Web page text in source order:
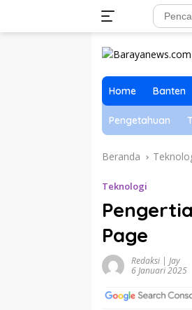
Home Banten
Pengetahuan
Beranda
Teknologi
Page
Redaksi | Jay
6 Januari 2025